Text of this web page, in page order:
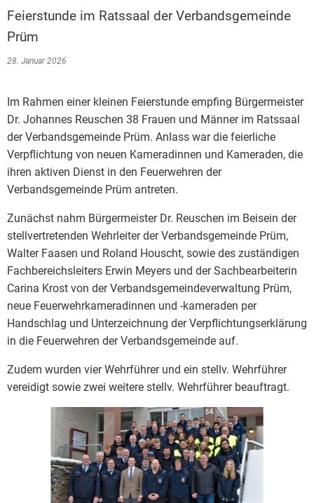
Kommunaler
Schreibtisch in Prüm
Museum
Feierstunde im Ratssaal der Verbandsgemeinde
Prüm
28. Januar 2026
Im Rahmen einer kleinen Feierstunde empfing Bürgermeister
Dr. Johannes Reuschen 38 Frauen und Männer im Ratssaal
der Verbandsgemeinde Prüm. Anlass war die feierliche
Verpflichtung von neuen Kameradinnen und Kameraden, die
ihren aktiven Dienst in den Feuerwehren der
Verbandsgemeinde Prüm antreten.
Zunächst nahm Bürgermeister Dr. Reuschen im Beisein der
stellvertretenden Wehrleiter der Verbandsgemeinde Prüm,
Walter Faasen und Roland Houscht, sowie des zuständigen
Fachbereichsleiters Erwin Meyers und der Sachbearbeiterin
Carina Krost von der Verbandsgemeindeverwaltung Prüm,
neue Feuerwehrkameradinnen und -kameraden per
Handschlag und Unterzeichnung der Verpflichtungserklärung
in die Feuerwehren der Verbandsgemeinde auf.
Zudem wurden vier Wehrführer und ein stellv. Wehrführer
vereidigt sowie zwei weitere stellv. Wehrführer beauftragt.